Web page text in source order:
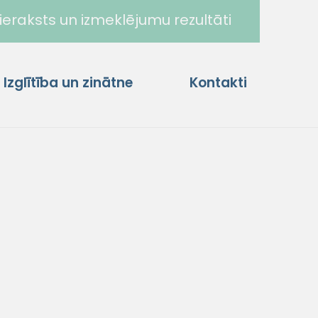
un izmeklējumu rezultāti
Izglītība un zinātne Kontakti